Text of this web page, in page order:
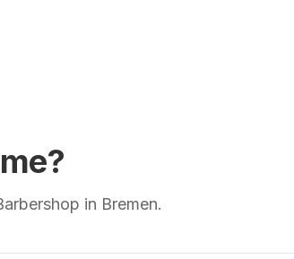
in Bremen.